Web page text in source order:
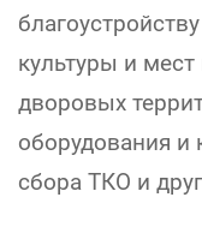
культуры и
дворовых
оборудования и
сбора ТКО и